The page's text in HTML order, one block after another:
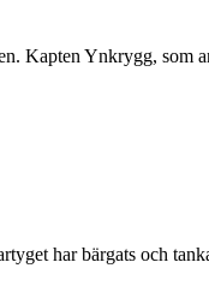
Kapten Ynkrygg, som
har bärgats och